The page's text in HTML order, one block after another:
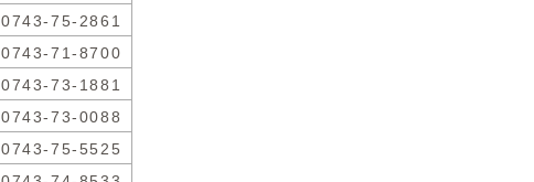
0743-75-2861
0743-71-8700
0743-73-1881
0743-73-0088
0743-75-5525